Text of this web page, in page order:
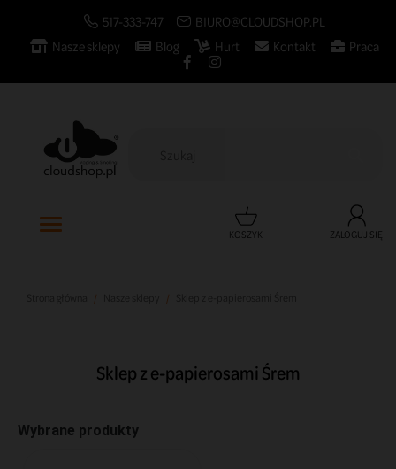
517-333-747
BIURO@CLOUDSHOP.PL
Nasze sklepy
Blog Hurt Kontakt Praca
KOSZYK ZALOGUJ SIĘ
Sklep z e-papierosami Śrem
Wybrane produkty